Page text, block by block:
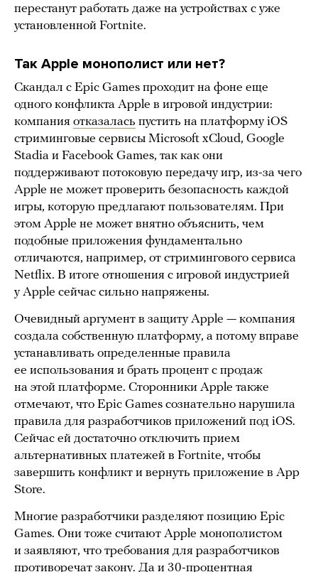
перестанут работать даже на устройствах с уже
установленной Fortnite.
Так Apple монополист или нет?
Скандал с Epic Games проходит на фоне еще
одного конфликта Apple в игровой индустрии:
компания отказалась пустить на платформу iOS
стриминговые сервисы Microsoft xCloud, Google
Stadia и Facebook Games, так как они
поддерживают потоковую передачу игр, из-за чего
Apple не может проверить безопасность каждой
игры, которую предлагают пользователям. При
этом Apple не может внятно объяснить, чем
подобные приложения фундаментально
отличаются, например, от стримингового сервиса
Netflix. В итоге отношения с игровой индустрией
у Apple сейчас сильно напряжены.
Очевидный аргумент в защиту Apple — компания
создала собственную платформу, а потому вправе
устанавливать определенные правила
ее использования и брать процент с продаж
на этой платформе. Сторонники Apple также
отмечают, что Epic Games сознательно нарушила
правила для разработчиков приложений под iOS.
Сейчас ей достаточно отключить прием
альтернативных платежей в Fortnite, чтобы
завершить конфликт и вернуть приложение в App
Store.
Многие разработчики разделяют позицию Epic
Games. Они тоже считают Apple монополистом
и заявляют, что требования для разработчиков
противоречат закону. Да и 30-процентная